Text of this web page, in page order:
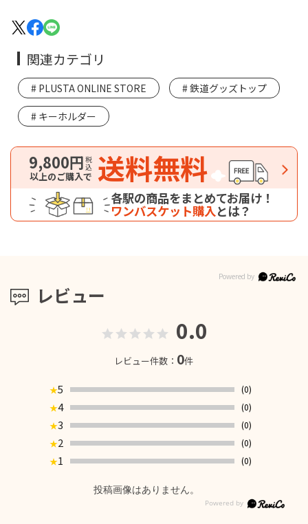
レビュー
0.0
レビュー件数： 0件
★5
(0)
★4
(0)
★3
(0)
★2
(0)
★1 (0)
投稿画像はありません。
関連カテゴリ
PLUSTA ONLINE STORE 鉄道グッズトップ
キーホルダー
9,800円税込
以上のご購入で 送料無料
各駅の商品をまとめてお届け！
ワンバスケット購入とは？